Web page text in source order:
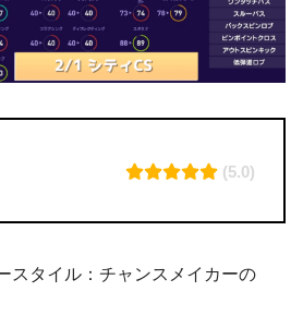
(5.0)
スタイル：チャンスメイカーの